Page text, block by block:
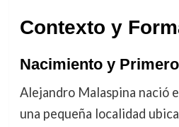
Contexto y
Nacimiento y
Alejandro Malaspina nació
una pequeña localidad